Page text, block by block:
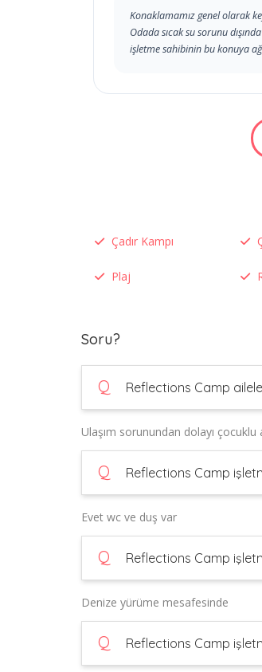
Konaklamamız genel olarak
Odada sıcak su sorunu
işletme sahibinin bu konuya
Çadır Kampı
Plaj
Soru?
Q Reflections Camp
Ulaşım sorunundan dolayı
Q Reflections Camp
Evet wc ve duş var
Q Reflections Camp
Denize yürüme mesafesinde
Q Reflections Camp